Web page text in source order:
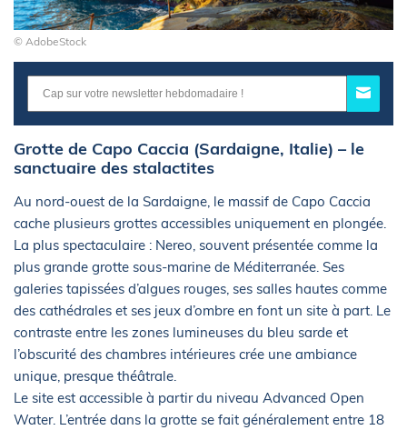
© AdobeStock
Grotte de Capo Caccia (Sardaigne, Italie) – le
sanctuaire des stalactites
Au nord-ouest de la Sardaigne, le massif de Capo Caccia
cache plusieurs grottes accessibles uniquement en plongée.
La plus spectaculaire : Nereo, souvent présentée comme la
plus grande grotte sous-marine de Méditerranée. Ses
galeries tapissées d’algues rouges, ses salles hautes comme
des cathédrales et ses jeux d’ombre en font un site à part. Le
contraste entre les zones lumineuses du bleu sarde et
l’obscurité des chambres intérieures crée une ambiance
unique, presque théâtrale.
Le site est accessible à partir du niveau Advanced Open
Water. L’entrée dans la grotte se fait généralement entre 18